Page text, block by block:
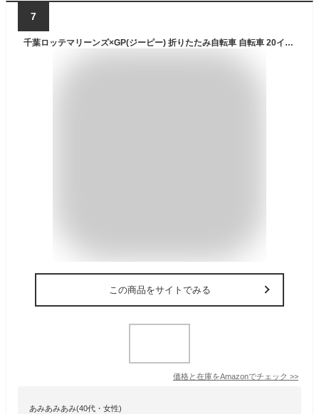
7
千葉ロッテマリーンズ×GP(ジーピー) 折りたたみ自転車 自転車 20インチ シマノ6段変速 カゴ ロック付き GPCL002 54291 ホワイト
この商品をサイトでみる
価格と在庫をAmazonでチェック >>
あみあみあみ(40代・女性)